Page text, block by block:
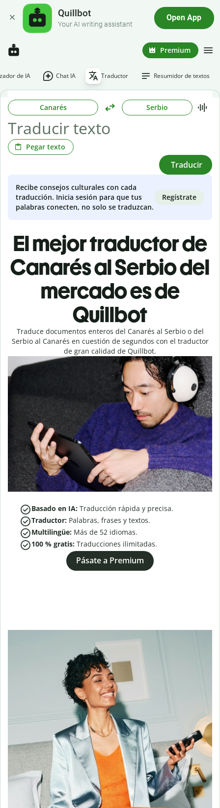
Quillbot
Your AI writing assistant
Open App
Premium
de IA Chat IA Traductor Resumidor de textos
Canarés Serbio
Pegar texto
Traducir
Recibe consejos culturales con cada
traducción. Inicia sesión para que tus
palabras conecten, no solo se traduzcan.
Regístrate
El mejor traductor de
Canarés al Serbio del
mercado es de
Quillbot
Traduce documentos enteros del Canarés al Serbio o del
Serbio al Canarés en cuestión de segundos con el traductor
de gran calidad de Quillbot.
Basado en IA: Traducción rápida y precisa.
Traductor: Palabras, frases y textos.
Multilingüe: Más de 52 idiomas.
100 % gratis: Traducciones ilimitadas.
Pásate a Premium